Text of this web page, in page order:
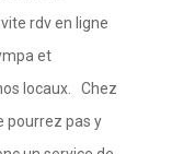
rdv en ligne
et
locaux. Chez
pourrez pas y